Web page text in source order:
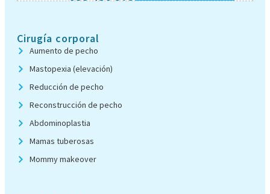
Cirugía corporal
Aumento de pecho
Mastopexia (elevación)
Reducción de pecho
Reconstrucción de pecho
Abdominoplastia
Mamas tuberosas
Mommy makeover